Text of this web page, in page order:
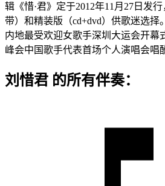
辑《惜·君》定于2012年11月27日发
带）和精装版（cd+dvd）供歌迷选择
内地最受欢迎女歌手深圳大运会开幕
峰会中国歌手代表首场个人演唱会唱
刘惜君 的所有伴奏：